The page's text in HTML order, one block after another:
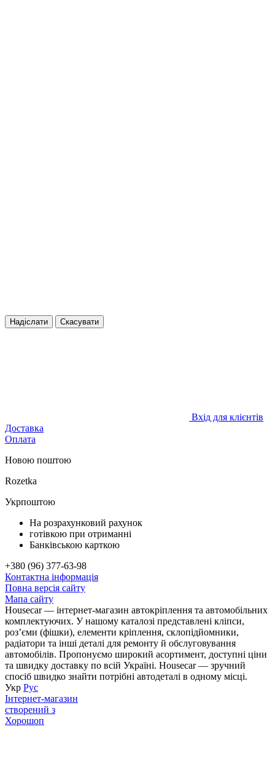
Надіслати Скасувати
Вхід для клієнтів
Доставка
Оплата
Новою поштою
Rozetka
Укрпоштою
На розрахунковий рахунок
готівкою при отриманні
Банківською карткою
+380 (96) 377-63-98
Контактна інформація
Повна версія сайту
Мапа сайту
Housecar — інтернет-магазин автокріплення та автомобільних
комплектуючих. У нашому каталозі представлені кліпси,
роз’єми (фішки), елементи кріплення, склопідйомники,
радіатори та інші деталі для ремонту й обслуговування
автомобілів. Пропонуємо широкий асортимент, доступні ціни
та швидку доставку по всій Україні. Housecar — зручний
спосіб швидко знайти потрібні автодеталі в одному місці.
Укр Рус
Інтернет-магазин
створений з
Хорошоп